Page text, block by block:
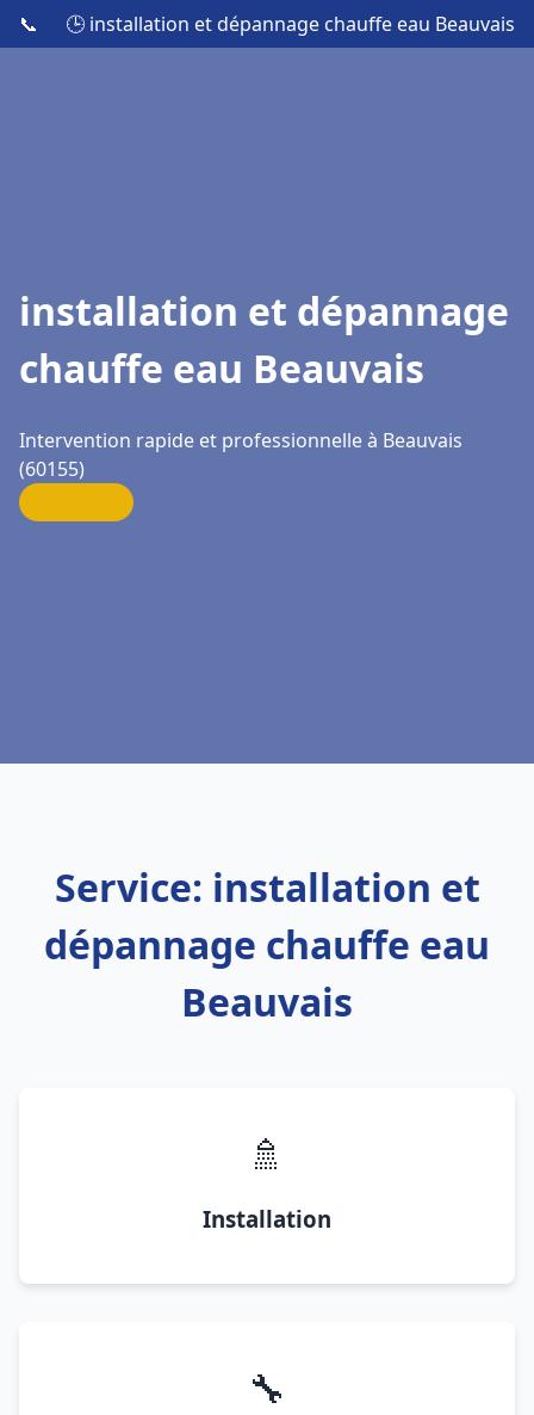
📞 🕒 installation et dépannage chauffe eau Beauvais
installation et dépannage
chauffe eau Beauvais
Intervention rapide et professionnelle à Beauvais
(60155)
Service: installation et
dépannage chauffe eau
Beauvais
🚿
Installation
🔧